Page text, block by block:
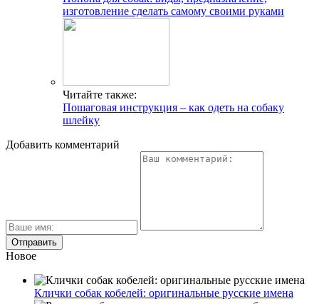
изготовление сделать самому своими руками
Читайте также:
Пошаговая инструкция – как одеть на собаку
шлейку
Добавить комментарий
Новое
Клички собак кобелей: оригинальные русские имена